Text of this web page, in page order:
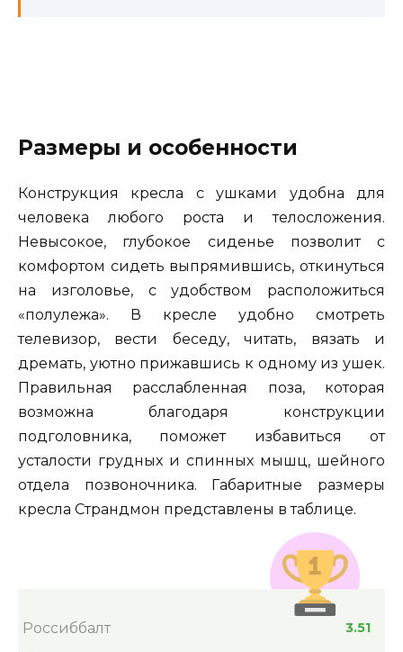
Размеры и особенности
Конструкция кресла с ушками удобна для
человека любого роста и телосложения.
Невысокое, глубокое сиденье позволит с
комфортом сидеть выпрямившись, откинуться
на изголовье, с удобством расположиться
«полулежа». В кресле удобно смотреть
телевизор, вести беседу, читать, вязать и
дремать, уютно прижавшись к одному из ушек.
Правильная расслабленная поза, которая
возможна благодаря конструкции
подголовника, поможет избавиться от
усталости грудных и спинных мышц, шейного
отдела позвоночника. Габаритные размеры
кресла Страндмон представлены в таблице.
Россиббалт 3.51